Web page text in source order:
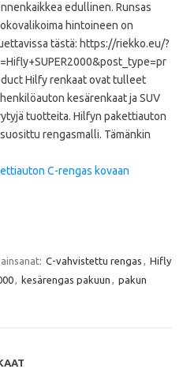
edullinen. Runsas
hintoineen on
tästä: https://riekko.eu/?
Hilfy renkaat ovat tulleet
kesärenkaat ja SUV
tuotteita. Hilfyn pakettiauton
rengasmalli. Tämänkin
C-rengas kovaan
C-vahvistettu rengas
Hifly
kesärengas pakuun
pakun